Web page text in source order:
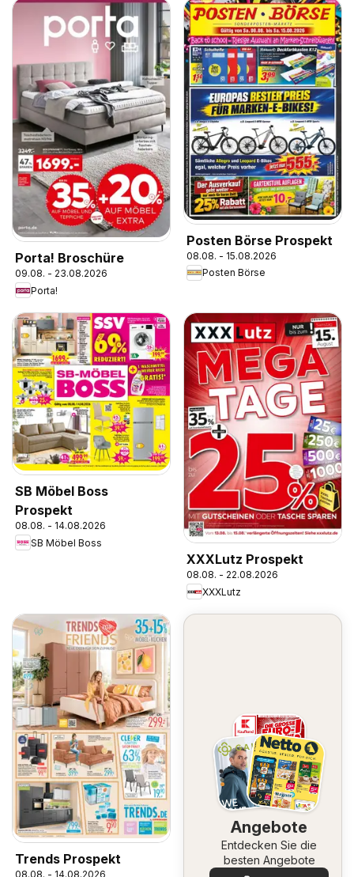
Porta! Broschüre
09.08. - 23.08.2026
Porta!
Posten Börse Prospekt
08.08. - 15.08.2026
Posten Börse
SB Möbel Boss
Prospekt
08.08. - 14.08.2026
SB Möbel Boss
XXXLutz Prospekt
08.08. - 22.08.2026
XXXLutz
Trends Prospekt
08.08. - 14.08.2026
Angebote
Entdecken Sie die
besten Angebote